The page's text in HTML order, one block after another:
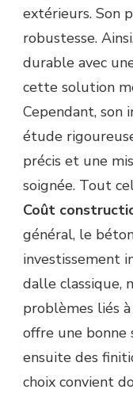
extérieurs. Son
robustesse.
durable avec
cette solution
Cependant, son
étude
précis et une
soignée. Tout
Coût
général, le
investissement
dalle classique,
problèmes liés
offre une
ensuite des
choix convient